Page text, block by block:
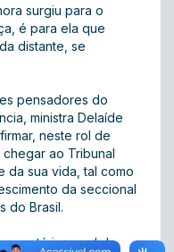
surgiu para o
é para ela que
distante, se
pensadores do
ministra Delaíde
neste rol de
ao Tribunal
da sua vida, tal como
da seccional
do Brasil.
geral da